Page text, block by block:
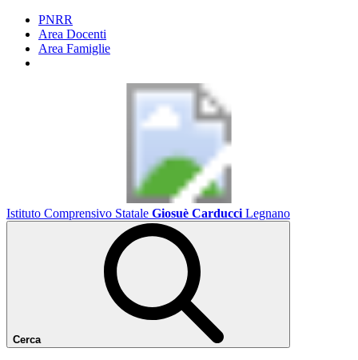
PNRR
Area Docenti
Area Famiglie
Istituto Comprensivo Statale Giosuè Carducci Legnano
Cerca